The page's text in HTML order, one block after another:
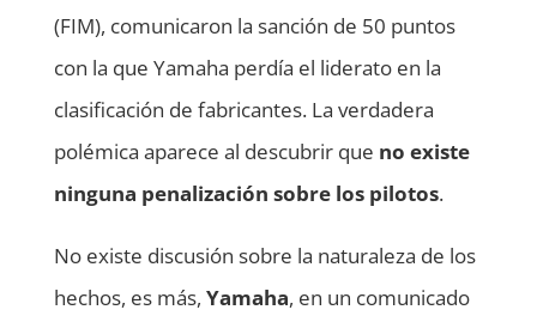
(FIM), comunicaron la sanción de 50 puntos
con la que Yamaha perdía el liderato en la
clasificación de fabricantes. La verdadera
polémica aparece al descubrir que no existe
ninguna penalización sobre los pilotos.
No existe discusión sobre la naturaleza de los
hechos, es más, Yamaha, en un comunicado